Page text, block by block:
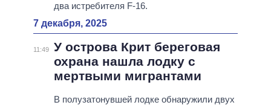
два истребителя F-16.
7 декабря, 2025
11:49
У острова Крит береговая
охрана нашла лодку с
мертвыми мигрантами
В полузатонувшей лодке обнаружили двух